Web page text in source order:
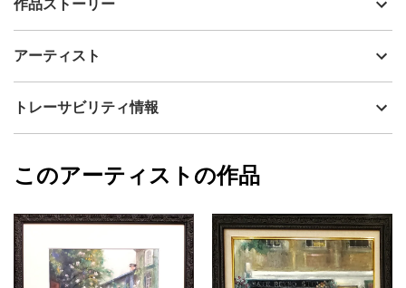
制作年
技法
油彩
カラー
赤
緑
配送目安
二週間以内
作品ストーリー
かに彩ります。
ム付き。
災害時にも作品の保護にも安心の前面UVカットアクリル仕様の額
アーティスト
神之浦由美
フォローする
トレーサビリティ情報
神之浦由美
このアーティストの作品